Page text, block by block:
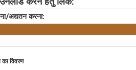
अद्यतन करना:
का विवरण